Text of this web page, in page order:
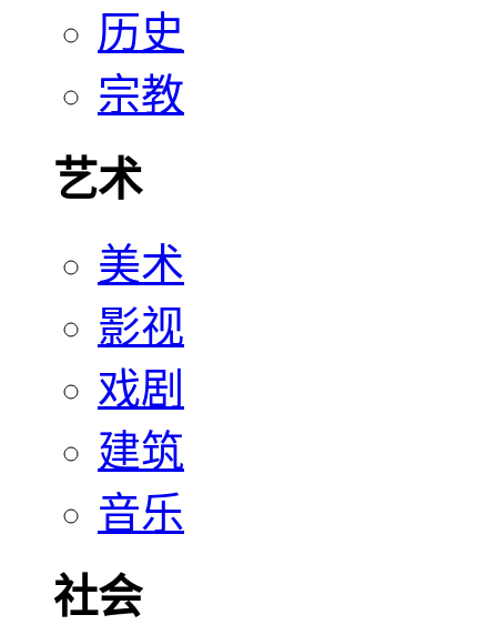
历史
宗教
艺术
美术
影视
戏剧
建筑
音乐
社会